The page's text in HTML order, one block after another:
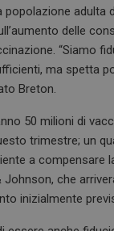
adulta
delle
“Siamo
ma spetta
Breton.
50 milioni di
trimestre; un
a compensare
che
inizialmente